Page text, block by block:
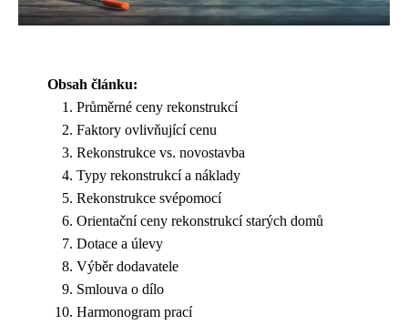
Obsah článku:
Průměrné ceny rekonstrukcí
Faktory ovlivňující cenu
Rekonstrukce vs. novostavba
Typy rekonstrukcí a náklady
Rekonstrukce svépomocí
Orientační ceny rekonstrukcí starých domů
Dotace a úlevy
Výběr dodavatele
Smlouva o dílo
Harmonogram prací